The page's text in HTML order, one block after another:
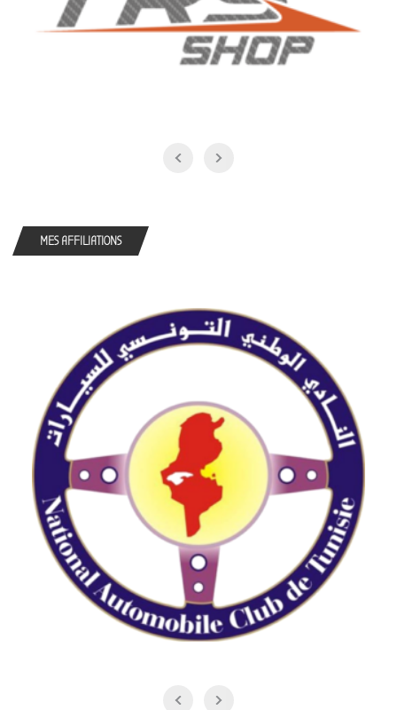
MES AFFILIATIONS